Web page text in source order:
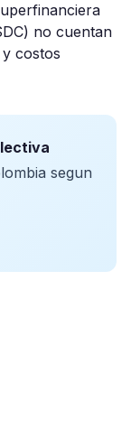
no cuentan
costos
segun